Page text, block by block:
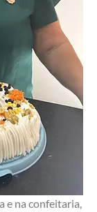
e na confeitaria,